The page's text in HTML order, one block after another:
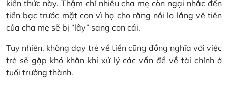
kiến thức này. Thậm chí nhiều cha mẹ còn ngại nhắc đến
tiền bạc trước mặt con vì họ cho rằng nỗi lo lắng về tiền
của cha mẹ sẽ bị “lây” sang con cái.
Tuy nhiên, không dạy trẻ về tiền cũng đồng nghĩa với việc
trẻ sẽ gặp khó khăn khi xử lý các vấn đề về tài chính ở
tuổi trưởng thành.